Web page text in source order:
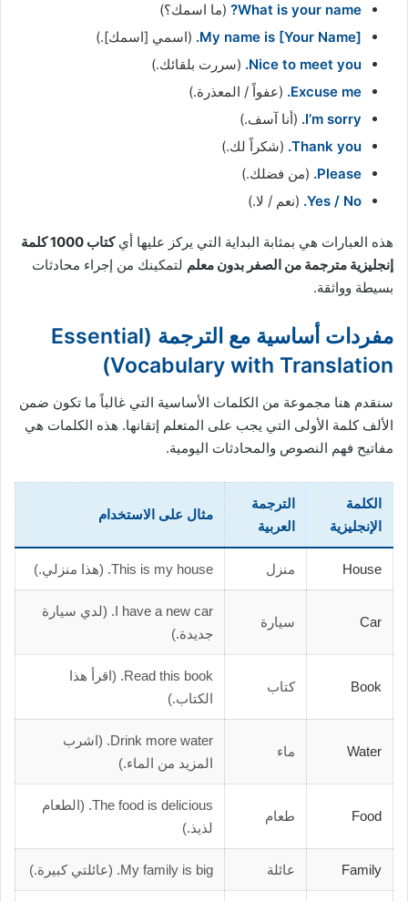
What is your name?
(ما اسمك؟)
My name is [Your Name]. (اسمي [اسمك].)
Nice to meet you. (سررت بلقائك.)
Excuse me. (عفواً / المعذرة.)
I’m sorry. (أنا آسف.)
Thank you. (شكراً لك.)
Please. (من فضلك.)
Yes / No. (نعم / لا.)
هذه العبارات هي بمثابة البداية التي يركز عليها أي
كتاب 1000 كلمة
إنجليزية مترجمة من الصفر بدون معلم لتمكينك من إجراء محادثات
بسيطة وواثقة.
مفردات أساسية مع الترجمة (Essential
Vocabulary with Translation)
سنقدم هنا مجموعة من الكلمات الأساسية التي غالباً ما تكون ضمن
الألف كلمة الأولى التي يجب على المتعلم إتقانها. هذه الكلمات هي
مفاتيح فهم النصوص والمحادثات اليومية.
الكلمة
الإنجليزية
الترجمة
العربية
مثال على الاستخدام
House منزل This is my house. (هذا منزلي.)
Car سيارة
I have a new car. (لدي سيارة
جديدة.)
Book كتاب
Read this book. (اقرأ هذا
الكتاب.)
Water ماء
Drink more water. (اشرب
المزيد من الماء.)
Food طعام
The food is delicious. (الطعام
لذيذ.)
Family عائلة My family is big. (عائلتي كبيرة.)